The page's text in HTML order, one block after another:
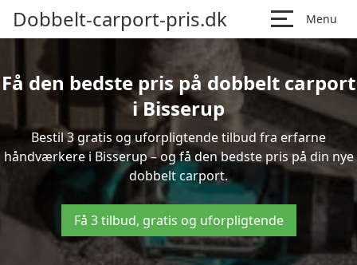
Dobbelt-carport-pris.dk Menu
Få den bedste pris på dobbelt carport
i Bisserup
Bestil 3 gratis og uforpligtende tilbud fra erfarne
håndværkere i Bisserup – og få den bedste pris på din nye
dobbelt carport.
Få 3 tilbud, gratis og uforpligtende